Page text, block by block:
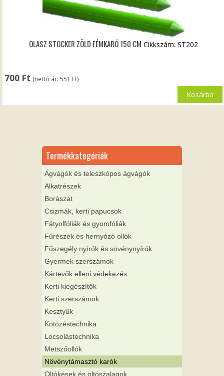
OLASZ STOCKER ZÖLD FÉMKARÓ 150 CM
700 Ft (nettó ár:551 Ft)
Cikkszám: ST202
Kosárba
Termékkategóriák
Ágvágók és teleszkópos ágvágók
Alkatrészek
Borászat
Csizmák, kerti papucsok
Fátyolfóliák és gyomfóliák
Fűrészek és hernyózó ollók
Fűszegély nyírók és sövénynyírók
Gyermek szerszámok
Kártevők elleni védekezés
Kerti kiegészítők
Kerti szerszámok
Kesztyűk
Kötözéstechnika
Locsolástechnika
Metszőollók
Növénytámasztó karók
Oltókések és oltószalagok